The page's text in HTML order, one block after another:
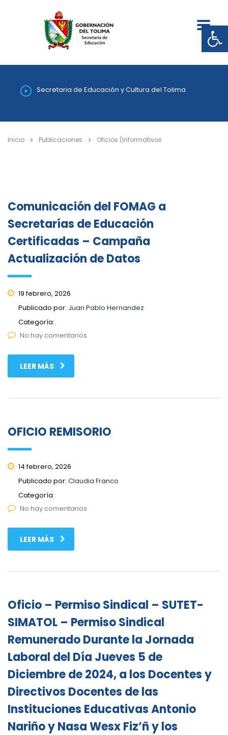
Secretaria de Educación y Cultura del Tolima
Inicio Publicaciones Oficios (Informativos
Comunicación del FOMAG a
Secretarías de Educación
Certificadas – Campaña
Actualización de Datos
19 febrero, 2026
Publicado por: Juan Pablo Hernandez
Categoría:
No hay comentarios
LEER MÁS
OFICIO REMISORIO
14 febrero, 2026
Publicado por: Claudia Franco
Categoría:
No hay comentarios
LEER MÁS
Oficio – Permiso Sindical – SUTET-
SIMATOL – Permiso Sindical
Remunerado Durante la Jornada
Laboral del Día Jueves 5 de
Diciembre de 2024, a los Docentes y
Directivos Docentes de las
Instituciones Educativas Antonio
Nariño y Nasa Wesx Fiz’ñ y los